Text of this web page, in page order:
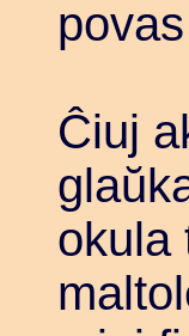
Ĉiuj
okula